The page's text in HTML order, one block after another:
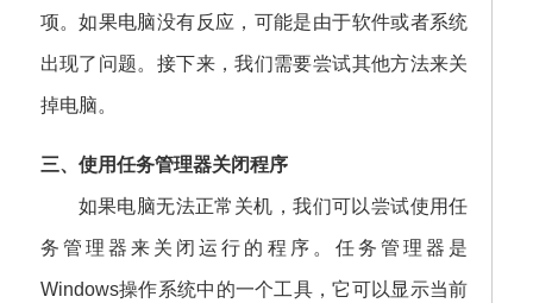
项。如果电脑没有反应，可能是由于软件或者系统
出现了问题。接下来，我们需要尝试其他方法来关
掉电脑。
三、使用任务管理器关闭程序
如果电脑无法正常关机，我们可以尝试使用任
务管理器来关闭运行的程序。任务管理器是
Windows操作系统中的一个工具，它可以显示当前